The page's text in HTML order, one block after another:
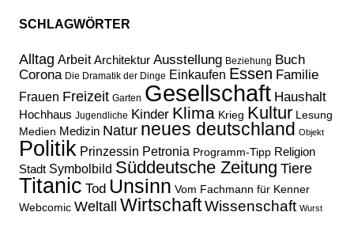
SCHLAGWÖRTER
Alltag Arbeit Architektur Ausstellung Beziehung Buch
Corona Die Dramatik der Dinge Einkaufen Essen Familie
Frauen Freizeit Garten Gesellschaft Haushalt
Hochhaus Jugendliche Kinder Klima Krieg Kultur Lesung
Medien Medizin Natur neues deutschland Objekt
Politik Prinzessin Petronia Programm-Tipp Religion
Stadt Symbolbild Süddeutsche Zeitung Tiere
Titanic Tod Unsinn Vom Fachmann für Kenner
Webcomic Weltall WirtschaftWissenschaft Wurst